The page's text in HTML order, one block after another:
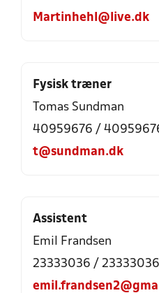
Martinhehl@live.dk
Fysisk træner
Tomas Sundman
40959676 /
t@sundman.dk
Assistent
Emil Frandsen
23333036 / 23333036